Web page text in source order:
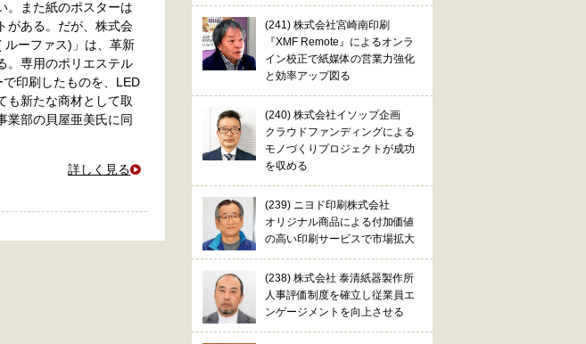
。また紙のポスターは
がある。だが、株式会
ルーファス)」は、革新
。専用のポリエステル
印刷したものを、LED
も新たな商材として取
業部の貝屋亜美氏に同
詳しく見る
(241) 株式会社宮崎南印刷
『XMF Remote』によるオンラ
イン校正で紙媒体の営業力強化
と効率アップ図る
(240) 株式会社イソップ企画
クラウドファンディングによる
モノづくりプロジェクトが成功
を収める
(239) ニヨド印刷株式会社
オリジナル商品による付加価値
の高い印刷サービスで市場拡大
(238) 株式会社 泰清紙器製作所
人事評価制度を確立し従業員エ
ンゲージメントを向上させる